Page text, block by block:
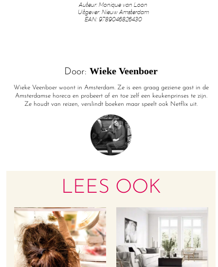
Auteur: Monique van Loon
Uitgever: Nieuw Amsterdam
EAN: 9789046826430
Door:Wieke Veenboer
Wieke Veenboer woont in Amsterdam. Ze is een graag geziene gast in de
Amsterdamse horeca en probeert af en toe zelf een keukenprinses te zijn.
Ze houdt van reizen, verslindt boeken maar speelt ook Netflix uit.
LEES OOK